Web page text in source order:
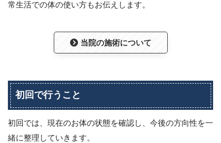
常生活での体の使い方もお伝えします。
当院の施術について
初回で行うこと
初回では、現在のお体の状態を確認し、今後の方向性を一
緒に整理していきます。